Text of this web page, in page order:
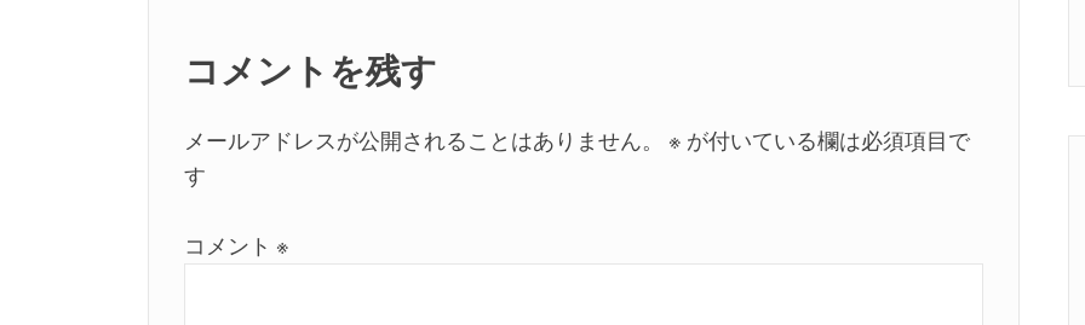
ョコメントを残す
メールアドレスが公開されることはありません。 ※ が付いている欄は必須項目で
す
コメント ※